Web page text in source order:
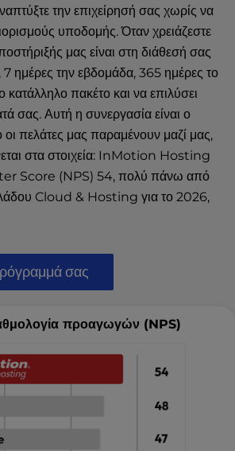
την επιχείρησή σας χωρίς να
υποδομής. Όταν χρειάζεστε
μας είναι στη διάθεσή σας
ημέρες την εβδομάδα, 365 ημέρες το
κατάλληλο πακέτο και να επιλύσει
σας. Αυτή η συνεργασία είναι ο
οι πελάτες μας παραμένουν μαζί μας,
στα στοιχεία: InMotion Hosting
Score (NPS) 54, πολύ πάνω από
Cloud & Hosting για το 2026,
σας
προαγωγών (NPS)